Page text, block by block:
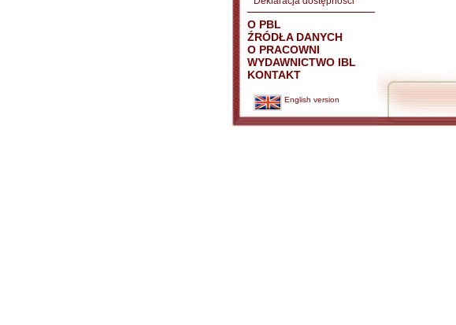
O PBL
ŹRÓDŁA DANYCH
O PRACOWNI
WYDAWNICTWO IBL
KONTAKT
English version